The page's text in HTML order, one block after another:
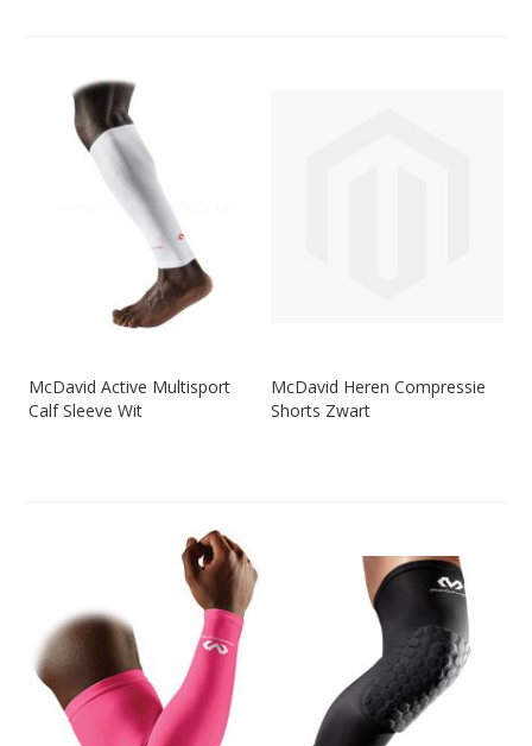
McDavid Active Multisport
Calf Sleeve Wit
McDavid Heren Compressie
Shorts Zwart